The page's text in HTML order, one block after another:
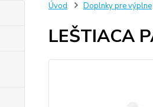
Úvod Doplnky pre výplne
LEŠTIACA